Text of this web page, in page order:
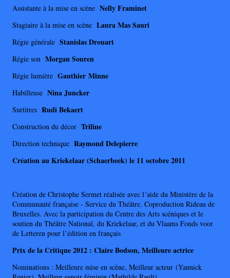
Assistante à la mise en scène Nelly Framinet
Stagiaire à la mise en scène Laura Mas Sauri
Régie générale Stanislas Drouart
Régie son Morgan Souren
Régie lumière Gauthier Minne
Habilleuse Nina Juncker
Surtitres Rudi Bekaert
Construction du décor Triline
Direction technique Raymond Delepierre
Création au Kriekelaar (Schaerbeek) le 11 octobre 2011
Création de Christophe Sermet réalisée avec l´aide du Ministère de la
Communauté française - Service du Théâtre. Coproduction Rideau de
Bruxelles. Avec la participation du Centre des Arts scéniques et le
soutien du Théâtre National, du Kriekelaar, et du Vlaams Fonds voor
de Letteren pour l’édition en français
Prix de la Critique 2012 : Claire Bodson, Meilleure actrice
Nominations : Meilleure mise en scène, Meilleur acteur (Yannick